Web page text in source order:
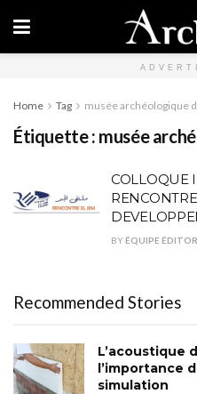
Home Tag musée archéologique
Étiquette : musée
COLLOQUE
BY ÉQUIPE
Recommended Stories
L’acoustique
l’importance
simulation